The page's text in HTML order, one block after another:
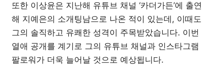
또한 이상윤은 지난해 유튜브 채널 ‘카더가든’에 출연
해 지예은의 소개팅남으로 나온 적이 있는데, 이때도
그의 솔직하고 유쾌한 성격이 주목받았습니다. 이번
열애 공개를 계기로 그의 유튜브 채널과 인스타그램
팔로워가 더욱 늘어날 것으로 예상됩니다.